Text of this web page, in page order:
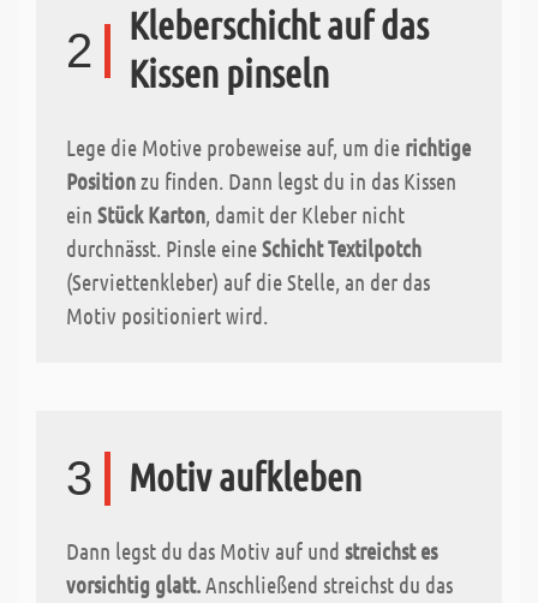
2
Kleberschicht auf das
Kissen pinseln
Lege die Motive probeweise auf, um die richtige
Positionzu finden. Dann legst du in das Kissen
ein Stück Karton, damit der Kleber nicht
durchnässt. Pinsle eineSchicht Textilpotch
(Serviettenkleber) auf die Stelle, an der das
Motiv positioniert wird.
3 Motiv aufkleben
Dann legst du das Motiv auf und streichst es
vorsichtig glatt.Anschließend streichst du das